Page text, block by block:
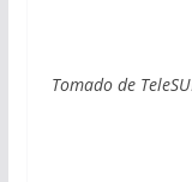
Tomado de